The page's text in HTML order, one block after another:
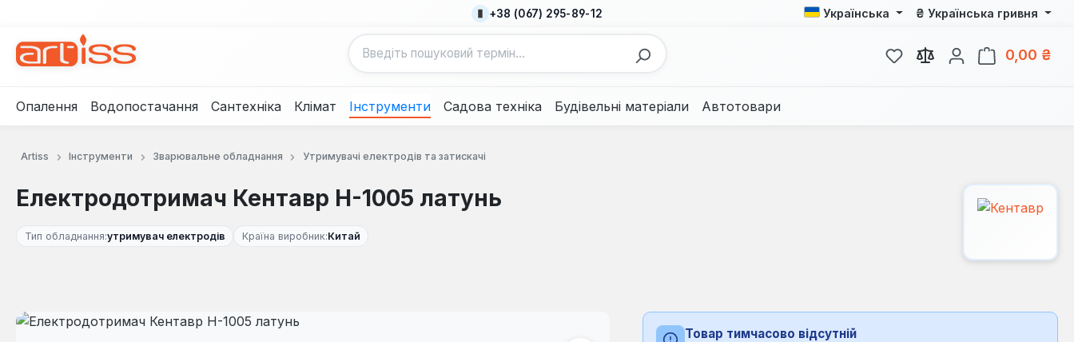
+38 (067) 295-89-12 Українська ₴ Українська гривня
У вас є 0 у списку бажань
0,00 ₴
Опалення Водопостачання Сантехніка Клімат Інструменти Садова техніка Будівельні матеріали Автотовари
Artiss Інструменти Зварювальне обладнання Утримувачі електродів та затискачі
Електродотримач Кентавр Н-1005 латунь
Тип обладнання:утримувач електродів Країна виробник:Китай
Пропустити галерею зображень
Товар тимчасово відсутній